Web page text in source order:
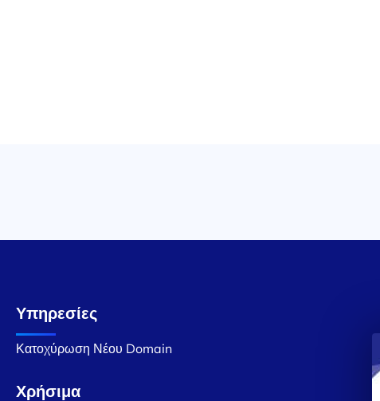
Υπηρεσίες
Κατοχύρωση Νέου Domain
Χρήσιμα